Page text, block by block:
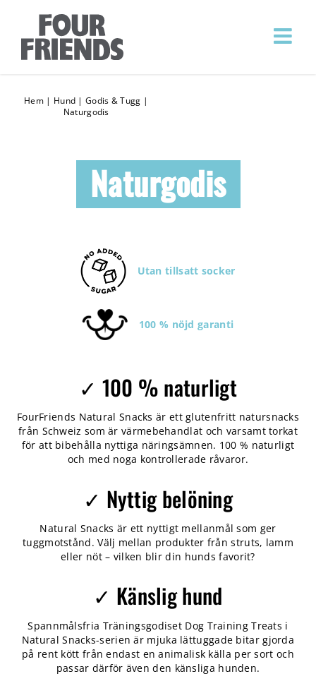
Hem | Hund |Godis & Tugg |
Naturgodis
Naturgodis
Utan tillsatt socker
100 % nöjd garanti
✓ 100 % naturligt
FourFriends Natural Snacks är ett glutenfritt natursnacks
från Schweiz som är värmebehandlat och varsamt torkat
för att bibehålla nyttiga näringsämnen. 100 % naturligt
och med noga kontrollerade råvaror.
✓ Nyttig belöning
Natural Snacks är ett nyttigt mellanmål som ger
tuggmotstånd. Välj mellan produkter från struts, lamm
eller nöt – vilken blir din hunds favorit?
✓ Känslig hund
Spannmålsfria Träningsgodiset Dog Training Treats i
Natural Snacks-serien är mjuka lättuggade bitar gjorda
på rent kött från endast en animalisk källa per sort och
passar därför även den känsliga hunden.